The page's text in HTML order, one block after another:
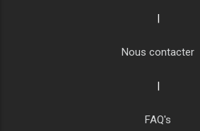
Nous contacter
FAQ's